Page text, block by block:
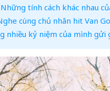
tính cách khác nhau
cùng chủ nhân hit Van
nhiều kỷ niệm của mình